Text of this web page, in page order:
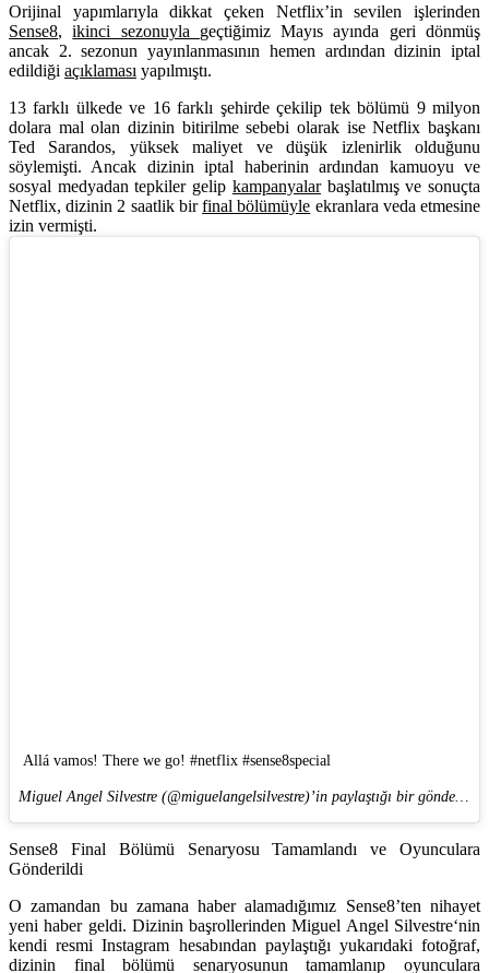
Orijinal yapımlarıyla dikkat çeken Netflix’in sevilen işlerinden
Sense8,ikinci sezonuyla geçtiğimiz Mayıs ayında geri dönmüş
ancak 2. sezonun yayınlanmasının hemen ardından dizinin iptal
edildiği açıklaması yapılmıştı.
13 farklı ülkede ve 16 farklı şehirde çekilip tek bölümü 9 milyon
dolara mal olan dizinin bitirilme sebebi olarak ise Netflix başkanı
Ted Sarandos, yüksek maliyet ve düşük izlenirlik olduğunu
söylemişti. Ancak dizinin iptal haberinin ardından kamuoyu ve
sosyal medyadan tepkiler gelip kampanyalarbaşlatılmış ve sonuçta
Netflix, dizinin 2 saatlik birfinal bölümüyle ekranlara veda etmesine
izin vermişti.
Allá vamos! There we go! #netflix #sense8special
Sense8 Final Bölümü Senaryosu Tamamlandı ve Oyunculara
Gönderildi
O zamandan bu zamana haber alamadığımız Sense8’ten nihayet
yeni haber geldi. Dizinin başrollerindenMiguel Angel Silvestre‘nin
kendi resmi Instagram hesabından paylaştığı yukarıdaki fotoğraf,
dizinin final bölümü senaryosunun tamamlanıp oyunculara